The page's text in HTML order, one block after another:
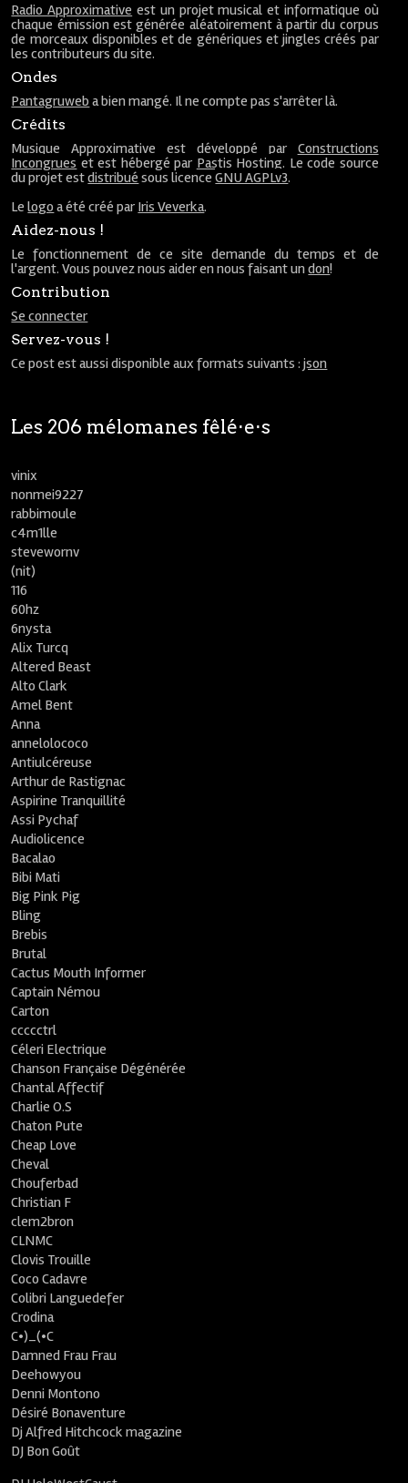
Radio Approximative est un projet musical et informatique où
chaque émission est générée aléatoirement à partir du corpus
de morceaux disponibles et de génériques et jingles créés par
les contributeurs du site.
Ondes
Pantagruweb a bien mangé. Il ne compte pas s'arrêter là.
Crédits
Musique Approximative est développé par Constructions
Incongrues et est hébergé par Pastis Hosting. Le code source
du projet estdistribué sous licenceGNU AGPLv3.
Lelogo a été créé par Iris Veverka.
Aidez-nous !
Le fonctionnement de ce site demande du temps et de
l'argent. Vous pouvez nous aider en nous faisant undon!
Contribution
Se connecter
Servez-vous !
Ce post est aussi disponible aux formats suivants :json
Les 206 mélomanes fêlé⋅e⋅s
vinix
nonmei9227
rabbimoule
c4m1lle
stevewornv
(nit)
116
60hz
6nysta
Alix Turcq
Altered Beast
Alto Clark
Amel Bent
Anna
annelolococo
Antiulcéreuse
Arthur de Rastignac
Aspirine Tranquillité
Assi Pychaf
Audiolicence
Bacalao
Bibi Mati
Big Pink Pig
Bling
Brebis
Brutal
Cactus Mouth Informer
Captain Némou
Carton
ccccctrl
Céleri Electrique
Chanson Française Dégénérée
Chantal Affectif
Charlie O.S
Chaton Pute
Cheap Love
Cheval
Chouferbad
Christian F
clem2bron
CLNMC
Clovis Trouille
Coco Cadavre
Colibri Languedefer
Crodina
C•)_(•C
Damned Frau Frau
Deehowyou
Denni Montono
Désiré Bonaventure
Dj Alfred Hitchcock magazine
DJ Bon Goût